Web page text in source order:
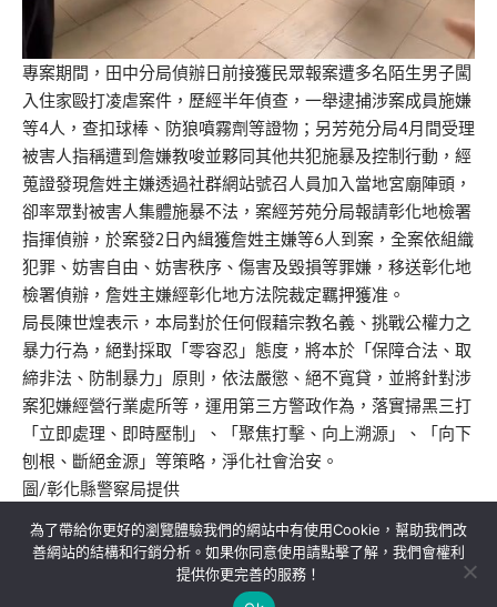
專案期間，田中分局偵辦日前接獲民眾報案遭多名陌生男子闖
入住家毆打凌虐案件，歷經半年偵查，一舉逮捕涉案成員施嫌
等4人，查扣球棒、防狼噴霧劑等證物；另芳苑分局4月間受理
被害人指稱遭到詹嫌教唆並夥同其他共犯施暴及控制行動，經
蒐證發現詹姓主嫌透過社群網站號召人員加入當地宮廟陣頭，
卻率眾對被害人集體施暴不法，案經芳苑分局報請彰化地檢署
指揮偵辦，於案發2日內緝獲詹姓主嫌等6人到案，全案依組織
犯罪、妨害自由、妨害秩序、傷害及毀損等罪嫌，移送彰化地
檢署偵辦，詹姓主嫌經彰化地方法院裁定羈押獲准。
局長陳世煌表示，本局對於任何假藉宗教名義、挑戰公權力之
暴力行為，絕對採取「零容忍」態度，將本於「保障合法、取
締非法、防制暴力」原則，依法嚴懲、絕不寬貸，並將針對涉
案犯嫌經營行業處所等，運用第三方警政作為，落實掃黑三打
「立即處理、即時壓制」、「聚焦打擊、向上溯源」、「向下
刨根、斷絕金源」等策略，淨化社會治安。
圖/彰化縣警察局提供
關於我們 隱私權政策 聯絡我們
為了帶給你更好的瀏覽體驗我們的網站中有使用Cookie，幫助我們改
善網站的結構和行銷分析。如果你同意使用請點擊了解，我們會權利
提供你更完善的服務！